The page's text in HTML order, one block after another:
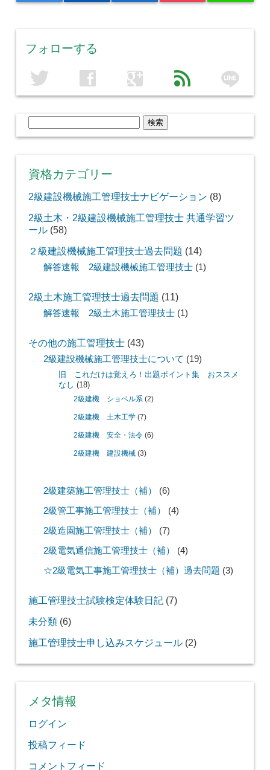
フォローする
twitter facebook google feed line
索:
資格カテゴリー
2級建設機械施工管理技士ナビゲーション (8)
2級土木・2級建設機械施工管理技士 共通学習ツ
ール(58)
２級建設機械施工管理技士過去問題 (14)
解答速報 2級建設機械施工管理技士(1)
2級土木施工管理技士過去問題 (11)
解答速報 2級土木施工管理技士(1)
その他の施工管理技士(43)
2級建設機械施工管理技士について (19)
旧 これだけは覚えろ！出題ポイント集 おススメ
なし (18)
2級建機 ショベル系(2)
2級建機 土木工学(7)
2級建機 安全・法令(6)
2級建機 建設機械(3)
2級建築施工管理技士（補） (6)
2級管工事施工管理技士（補） (4)
2級造園施工管理技士（補） (7)
2級電気通信施工管理技士（補） (4)
☆2級電気工事施工管理技士（補）過去問題 (3)
施工管理技士試験検定体験日記(7)
未分類(6)
施工管理技士申し込みスケジュール(2)
メタ情報
ログイン
投稿フィード
コメントフィード